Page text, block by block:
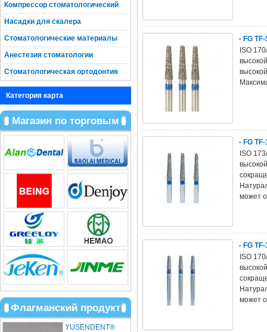
FG
ISO
FG
ISO
может
FG
ISO
может
Компрессор стоматологический
Насадки для скалера
Стоматологические материалы
Анестезия стоматологии
Стоматологическая ортодонтия
Категория карта
Магазин по торговым
Флагманский продукт
YUSENDENT®